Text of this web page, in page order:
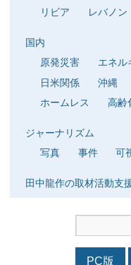
リビア
レバノン
国内
原発災害
エネル
日米関係
沖縄
ホームレス
高齢
ジャーナリズム
写真
事件 可
田中龍作の取材活動支
PC版